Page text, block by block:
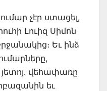
չէր ստացել,
Լուիզ Սիմոն
Եւ ինձ
յետոյ. վեհափառը
եւ